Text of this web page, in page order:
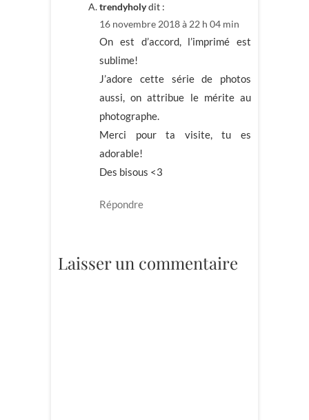
trendyholydit :
16 novembre 2018 à 22 h 04 min
On est d’accord, l’imprimé est
sublime!
J’adore cette série de photos
aussi, on attribue le mérite au
photographe.
Merci pour ta visite, tu es
adorable!
Des bisous <3
Répondre
Laisser un commentaire